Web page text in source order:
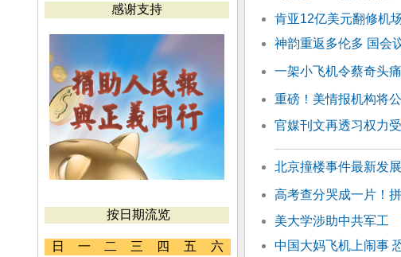
感谢支持
按日期流览
日 一 二 三 四 五 六
肯亚12亿美元翻修机
神韵重返多伦多 国会
一架小飞机令蔡奇头
重磅！美情报机构将
官媒刊文再透习权力
北京撞楼事件最新发
高考查分哭成一片！
美大学涉助中共军工
中国大妈飞机上闹事